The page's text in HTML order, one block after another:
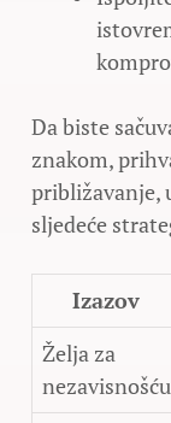
Da biste
znakom,
približavanje,
sljedeće
Izazov
Želja za
nezavisnošću